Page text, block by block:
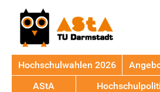
Hochschulwahlen 2026
AStA